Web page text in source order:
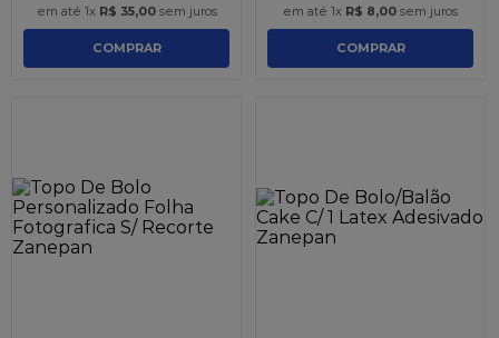
em até 1x R$ 35,00sem juros
COMPRAR
em até 1x R$ 8,00 sem juros
COMPRAR